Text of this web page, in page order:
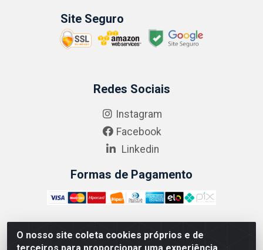
O nosso site coleta cookies próprios e de
Site Seguro
Redes Sociais
Instagram
Facebook
Linkedin
Formas de Pagamento
ABRASEG COMÉRCIO ATACADISTA LTDA - CNPJ: